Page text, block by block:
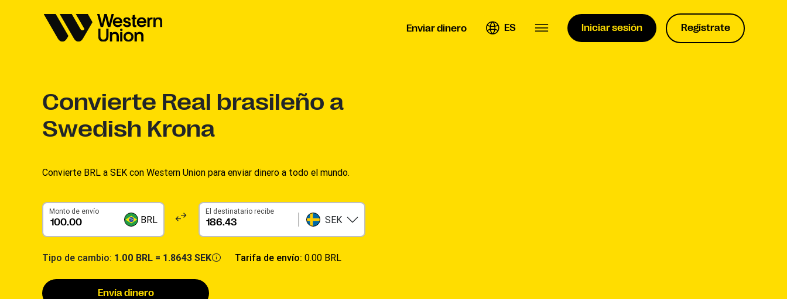
Enviar dinero ES Iniciar sesión Regístrate
Convierte Real brasileño a
Swedish Krona
Convierte BRL a SEK con Western Union para enviar dinero a todo el mundo.
Monto de envío
BRL
El destinatario recibe
SEK
Tipo de cambio: 1.00 BRL = 1.8643 SEK Tarifa de envío: 0.00 BRL
Envía dinero